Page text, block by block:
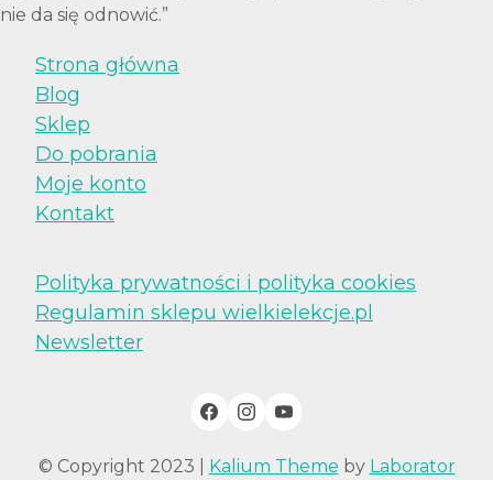
nie da się odnowić.”
Strona główna
Blog
Sklep
Do pobrania
Moje konto
Kontakt
Polityka prywatności i polityka cookies
Regulamin sklepu wielkielekcje.pl
Newsletter
© Copyright 2023 | Kalium Theme by Laborator